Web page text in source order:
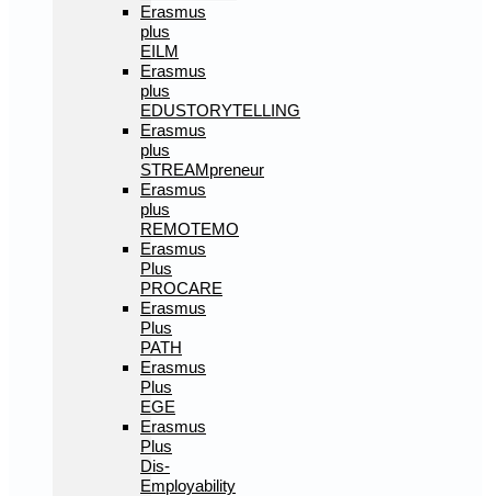
Erasmus
plus
EILM
Erasmus
plus
EDUSTORYTELLING
Erasmus
plus
STREAMpreneur
Erasmus
plus
REMOTEMO
Erasmus
Plus
PROCARE
Erasmus
Plus
PATH
Erasmus
Plus
EGE
Erasmus
Plus
Dis-
Employability